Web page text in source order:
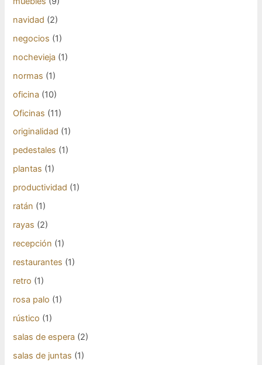
navidad (2)
negocios (1)
nochevieja (1)
normas (1)
oficina (10)
Oficinas (11)
originalidad (1)
pedestales (1)
plantas (1)
productividad (1)
ratán (1)
rayas (2)
recepción (1)
restaurantes (1)
retro (1)
rosa palo (1)
rústico (1)
salas de espera (2)
salas de juntas (1)